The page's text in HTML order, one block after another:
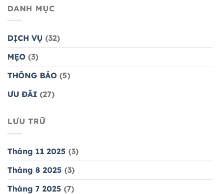
DANH MỤC
DỊCH VỤ (32)
MẸO (3)
THÔNG BÁO (5)
ƯU ĐÃI (27)
LƯU TRỮ
Tháng 11 2025 (3)
Tháng 8 2025 (3)
Tháng 7 2025 (7)